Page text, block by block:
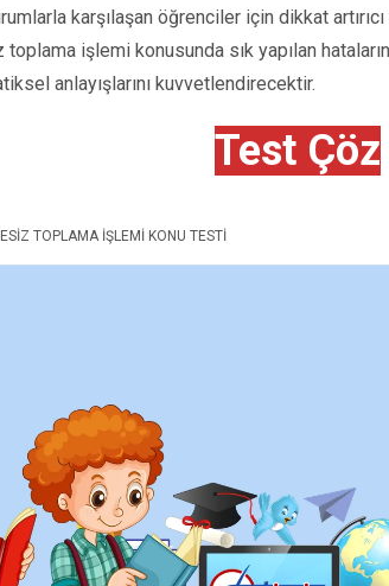
karşılaşan öğrenciler için dikkat
işlemi konusunda sık yapılan
anlayışlarını kuvvetlendirecektir.
Test Çöz
TOPLAMA İŞLEMI KONU TESTI